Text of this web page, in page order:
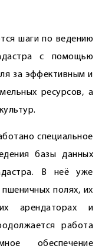
шаги по ведению
с помощью
за эффективным и
ресурсов, а
специальное
базы данных
В неё уже
полях, их
арендаторах и
работа
обеспечение